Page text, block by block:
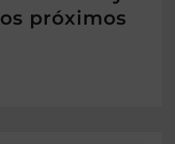
próximos